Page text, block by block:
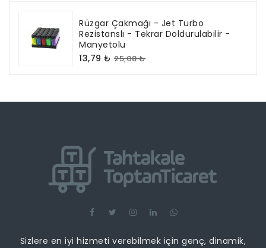
Rüzgar Çakmağı - Jet Turbo
Rezistanslı - Tekrar Doldurulabilir -
Manyetolu
13,79 ₺ 25,08 ₺
Sizlere en iyi hizmeti verebilmek için genç, dinamik,